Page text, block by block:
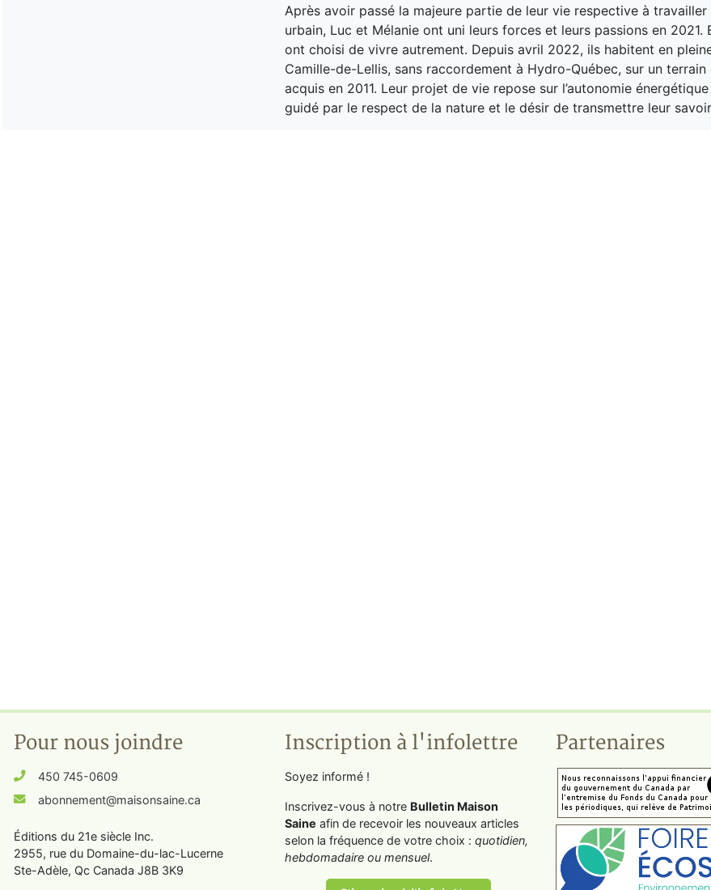
Après avoir passé la majeure partie de leur vie respective à travailler
urbain, Luc et Mélanie ont uni leurs forces et leurs passions en 2021.
ont choisi de vivre autrement. Depuis avril 2022, ils habitent en
Camille-de-Lellis, sans raccordement à Hydro-Québec, sur un terrain
acquis en 2011. Leur projet de vie repose sur l’autonomie
guidé par le respect de la nature et le désir de transmettre leur
Pour nous joindre
450 745-0609
abonnement@maisonsaine.ca
Éditions du 21e siècle Inc.
2955, rue du Domaine-du-lac-Lucerne
Ste-Adèle, Qc Canada J8B 3K9
Inscription à l'infolettre
Soyez informé !
Inscrivez-vous à notre Bulletin Maison
Saine afin de recevoir les nouveaux articles
selon la fréquence de votre choix : quotidien,
hebdomadaire ou mensuel.
Partenaires